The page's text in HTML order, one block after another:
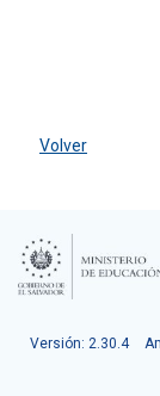
Volver
Versión: 2.30.4